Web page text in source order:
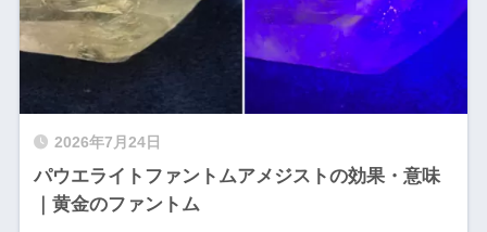
2026年7月24日
パウエライトファントムアメジストの効果・意味
｜黄金のファントム